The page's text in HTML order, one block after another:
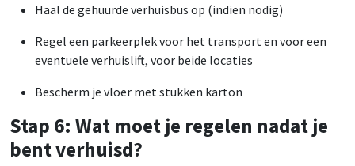
Haal de gehuurde verhuisbus op (indien nodig)
Regel een parkeerplek voor het transport en voor een
eventuele verhuislift, voor beide locaties
Bescherm je vloer met stukken karton
Stap 6: Wat moet je regelen nadat je
bent verhuisd?